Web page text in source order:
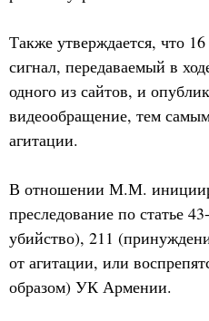
Также утверждается, что
сигнал, передаваемый в
одного из сайтов, и
видеообращение, тем
агитации.
В отношении М.М.
преследование по статье
убийство), 211
от агитации, или
образом) УК Армении.